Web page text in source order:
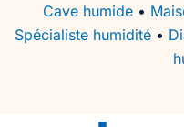
Cave humide •
Spécialiste humidité •